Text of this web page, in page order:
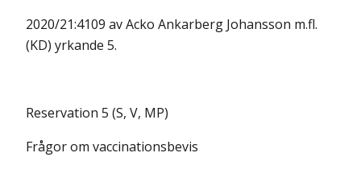
2020/21:4109 av Acko Ankarberg Johansson m.fl.
(KD) yrkande 5.
Reservation 5 (S, V, MP)
Frågor om vaccinationsbevis